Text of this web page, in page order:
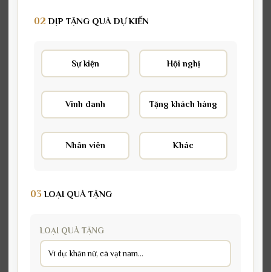
02 DỊP TẶNG QUÀ DỰ KIẾN
Sự kiện Hội nghị
Vinh danh Tặng khách hàng
Nhân viên Khác
03 LOẠI QUÀ TẶNG
LOẠI QUÀ TẶNG